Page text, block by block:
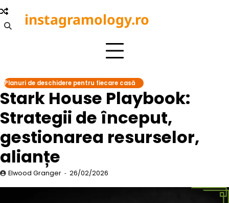
Skip
to
content
instagramology.ro
Planuri de deschidere pentru fiecare casă
Stark House Playbook:
Strategii de început,
gestionarea resurselor,
alianțe
Elwood Granger 26/02/2026